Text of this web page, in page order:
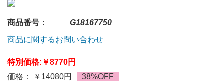
商品番号：
G18167750
商品に関するお問い合わせ
特別価格: ￥8770円
価格： ￥14080円
38%OFF